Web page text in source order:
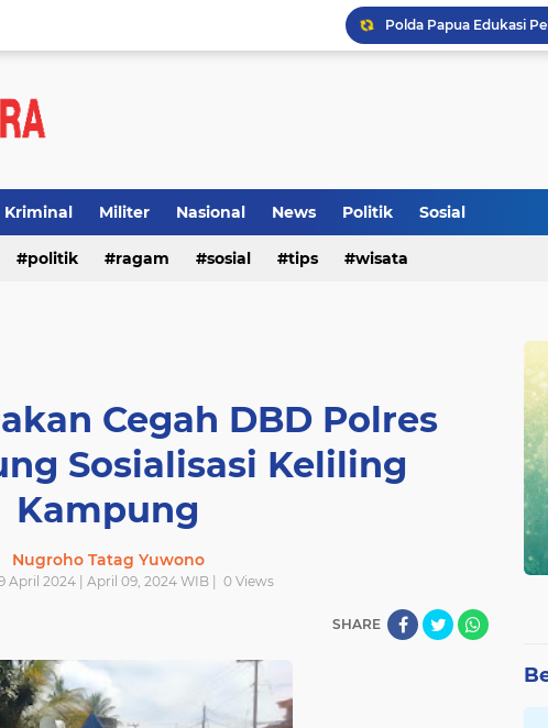
Kriminal Militer Nasional News Politik Sosial
politik ragam sosial tips wisata
Cegah DBD Polres
Sosialisasi Keliling
Kampung
Nugroho Tatag Yuwono
April 2024 | April 09, 2024 WIB | 0 Views
SHARE